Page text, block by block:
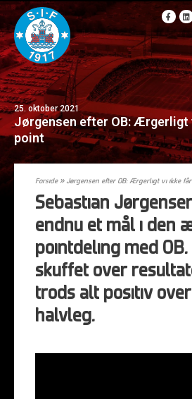
25. oktober 2021
Jørgensen efter OB: Ærgerligt
point
Forside» Jørgensen efter OB: Ærgerligt vi ikke
Sebastian
endnu et mål i den
pointdeling med OB.
skuffet over
trods alt positiv
halvleg.